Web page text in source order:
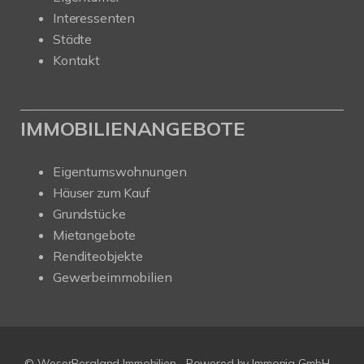
Interessenten
Städte
Kontakt
IMMOBILIENANGEBOTE
Eigentumswohnungen
Häuser zum Kauf
Grundstücke
Mietangebote
Renditeobjekte
Gewerbeimmobilien